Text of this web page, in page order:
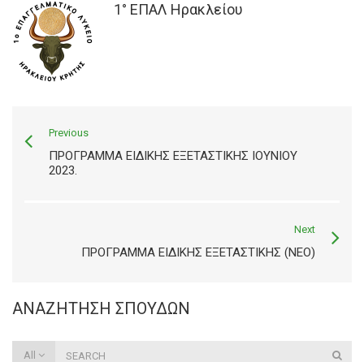
1° ΕΠΑΛ Ηρακλείου
Previous
ΠΡΌΓΡΑΜΜΑ ΕΙΔΙΚΉΣ ΕΞΕΤΑΣΤΙΚΉΣ ΙΟΥΝΊΟΥ
2023.
Next
ΠΡΟΓΡΑΜΜΑ ΕΙΔΙΚΗΣ ΕΞΕΤΑΣΤΙΚΗΣ (NEO)
ΑΝΑΖΉΤΗΣΗ ΣΠΟΥΔΏΝ
All